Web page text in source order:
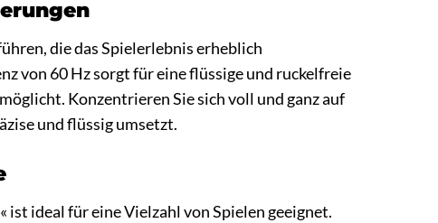
die das Spielerlebnis erheblich
von 60 Hz sorgt für eine flüssige und ruckelfreie
Konzentrieren Sie sich voll und ganz auf
und flüssig umsetzt.
ideal für eine Vielzahl von Spielen geeignet.